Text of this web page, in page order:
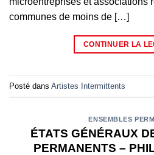
communes de moins de […]
CONTINUER LA
Posté dans Artistes Intermittents
ENSEMBLES
ÉTATS GÉNÉRAUX
PERMANENTS –